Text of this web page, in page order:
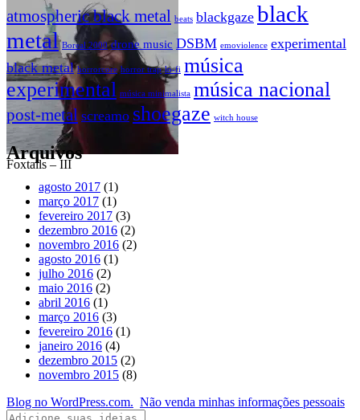
Foxtails – III
atmospheric black metal beats blackgaze black
metal Boreal 2000 drone music DSBM emoviolence experimental
black metal horrorcore horror trap lo-fi música
experimental música minimalista música nacional
post-metal screamo shoegaze witch house
Arquivos
agosto 2017 (1)
março 2017 (1)
fevereiro 2017 (3)
dezembro 2016 (2)
novembro 2016 (2)
agosto 2016 (1)
julho 2016 (2)
maio 2016 (2)
abril 2016 (1)
março 2016 (3)
fevereiro 2016 (1)
janeiro 2016 (4)
dezembro 2015 (2)
novembro 2015 (8)
Blog no WordPress.com. Não venda minhas informações pessoais